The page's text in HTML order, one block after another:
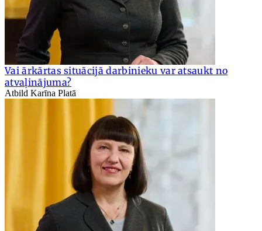
Vai ārkārtas situācijā darbinieku var atsaukt no
atvaļinājuma?
Atbild Karīna Platā